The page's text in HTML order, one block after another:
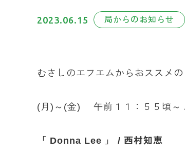
2023.06.15 局からのお知らせ
むさしのエフエムからおススメ
(月)～(金) 午前１１：５５頃～
「 Donna Lee 」 / 西村知恵